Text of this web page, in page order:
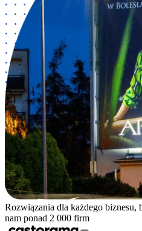
Rozwiązania dla każdego biznesu,
nam ponad 2 000 firm